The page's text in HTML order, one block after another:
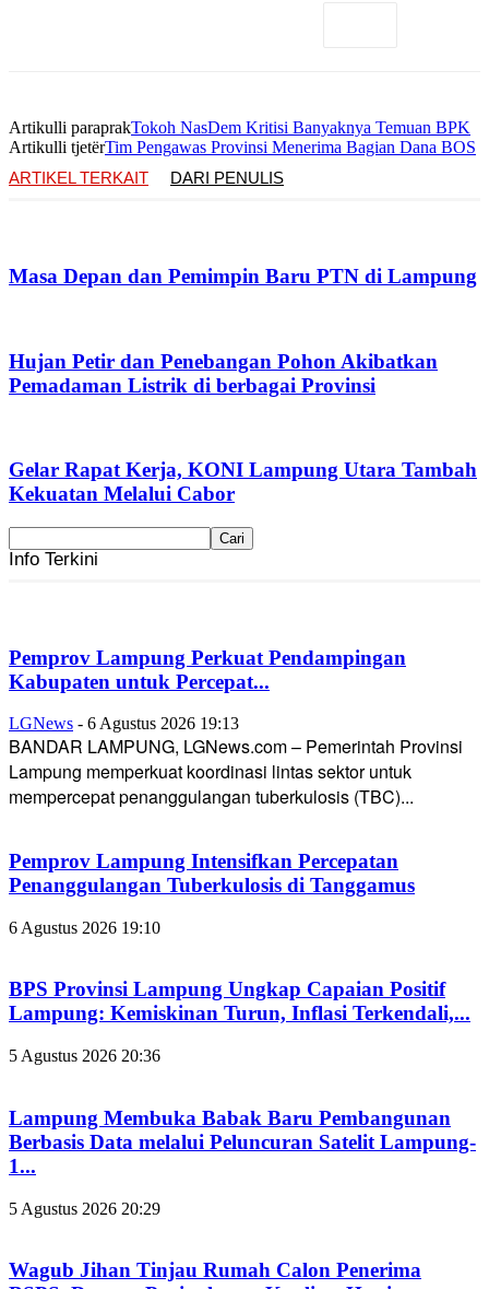
Artikulli paraprakTokoh NasDem Kritisi Banyaknya Temuan BPK
Artikulli tjetërTim Pengawas Provinsi Menerima Bagian Dana BOS
ARTIKEL TERKAIT
DARI PENULIS
Masa Depan dan Pemimpin Baru PTN di Lampung
Hujan Petir dan Penebangan Pohon Akibatkan
Pemadaman Listrik di berbagai Provinsi
Gelar Rapat Kerja, KONI Lampung Utara Tambah
Kekuatan Melalui Cabor
Info Terkini
Pemprov Lampung Perkuat Pendampingan
Kabupaten untuk Percepat...
LGNews - 6 Agustus 2026 19:13
BANDAR LAMPUNG, LGNews.com – Pemerintah Provinsi
Lampung memperkuat koordinasi lintas sektor untuk
mempercepat penanggulangan tuberkulosis (TBC)...
Pemprov Lampung Intensifkan Percepatan
Penanggulangan Tuberkulosis di Tanggamus
6 Agustus 2026 19:10
BPS Provinsi Lampung Ungkap Capaian Positif
Lampung: Kemiskinan Turun, Inflasi Terkendali,...
5 Agustus 2026 20:36
Lampung Membuka Babak Baru Pembangunan
Berbasis Data melalui Peluncuran Satelit Lampung-
1...
5 Agustus 2026 20:29
Wagub Jihan Tinjau Rumah Calon Penerima